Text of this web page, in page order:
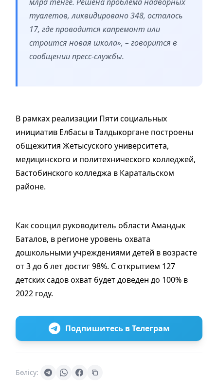
туалетов, ликвидировано 348, осталось
17, где проводится капремонт или
строится новая школа», – говорится в
сообщении пресс-службы.
В рамках реализации Пяти социальных
инициатив Елбасы в Талдыкоргане построены
общежития Жетысуского университета,
медицинского и политехнического колледжей,
Бастобинского колледжа в Каратальском
районе.
Как соощил руководитель области Амандык
Баталов, в регионе уровень охвата
дошкольными учреждениями детей в возрасте
от 3 до 6 лет достиг 98%. С открытием 127
детских садов охват будет доведен до 100% в
2022 году.
Подпишитесь в Телеграм
Бөлісу: